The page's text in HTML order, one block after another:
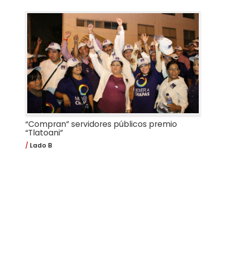
“Compran” servidores públicos premio
“Tlatoani”
Lado B